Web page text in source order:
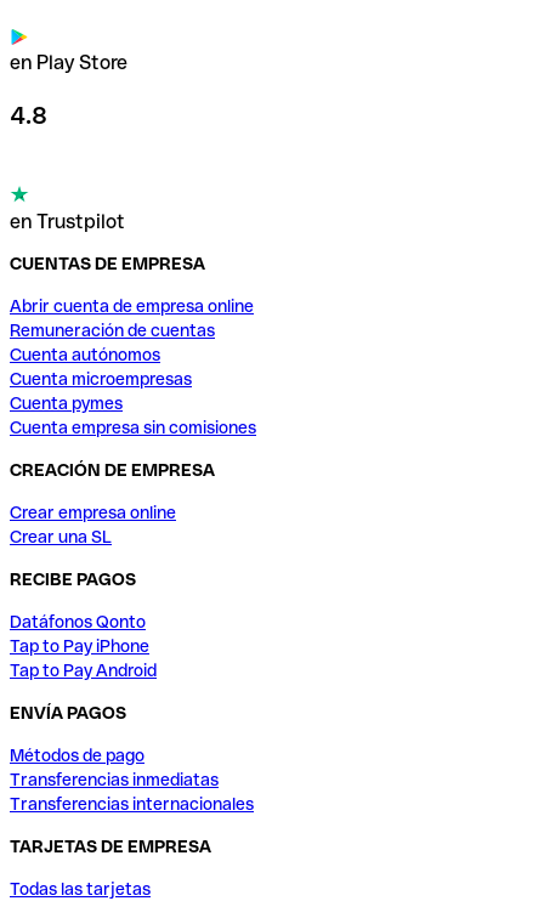
en Play Store
4.8
en Trustpilot
CUENTAS DE EMPRESA
Abrir cuenta de empresa online
Remuneración de cuentas
Cuenta autónomos
Cuenta microempresas
Cuenta pymes
Cuenta empresa sin comisiones
CREACIÓN DE EMPRESA
Crear empresa online
Crear una SL
RECIBE PAGOS
Datáfonos Qonto
Tap to Pay iPhone
Tap to Pay Android
ENVÍA PAGOS
Métodos de pago
Transferencias inmediatas
Transferencias internacionales
TARJETAS DE EMPRESA
Todas las tarjetas